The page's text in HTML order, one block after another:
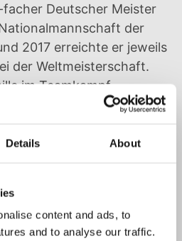
Details About
content and ads, to
and to analyse our traffic.
facher Deutscher Meister
der
2017 erreichte er jeweils
der Weltmeisterschaft.
im Teamkampf.
Kühn, André Poser, Bruno
Box-Verein Leipzig und
Ihre Höhepunkte vor.
Im
weitere Trainer mit